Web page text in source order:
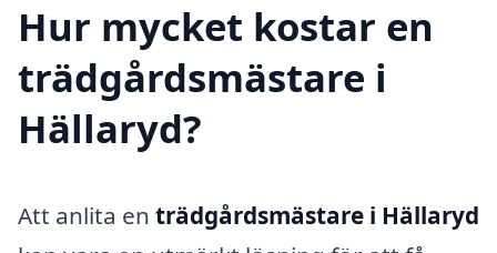
Hur mycket kostar en
trädgårdsmästare i
Hällaryd?
Att anlita en trädgårdsmästare i Hällaryd